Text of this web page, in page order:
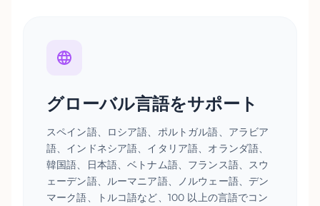
グローバル言語をサポート
スペイン語、ロシア語、ポルトガル語、アラビア
語、インドネシア語、イタリア語、オランダ語、
韓国語、日本語、ベトナム語、フランス語、スウ
ェーデン語、ルーマニア語、ノルウェー語、デン
マーク語、トルコ語など、100 以上の言語でコン